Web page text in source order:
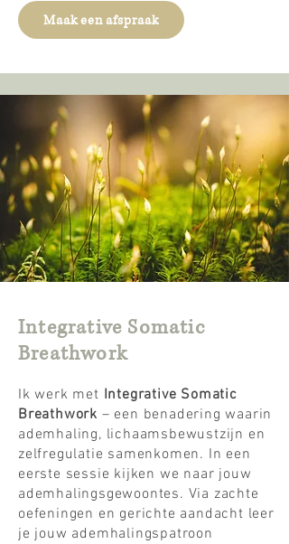
Maak een afspraak
Integrative Somatic
Breathwork
Ik werk met Integrative Somatic
Breathwork – een benadering waarin
ademhaling, lichaamsbewustzijn en
zelfregulatie samenkomen. In een
eerste sessie kijken we naar jouw
ademhalingsgewoontes. Via zachte
oefeningen en gerichte aandacht leer
je jouw ademhalingspatroon